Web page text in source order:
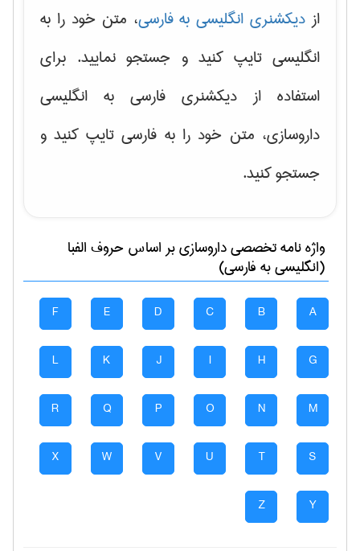
از دیکشنری انگلیسی به فارسی، متن خود را به
انگلیسی تایپ کنید و جستجو نمایید. برای
استفاده از دیکشنری فارسی به انگلیسی
داروسازی، متن خود را به فارسی تایپ کنید و
جستجو کنید.
واژه نامه تخصصیداروسازیبر اساس حروف الفبا
(انگلیسی به فارسی)
A
B
C
D
E
F
G
H
I
J
K
L
M
N
O
P
Q
R
S
T
U
V
W
X
Y
Z